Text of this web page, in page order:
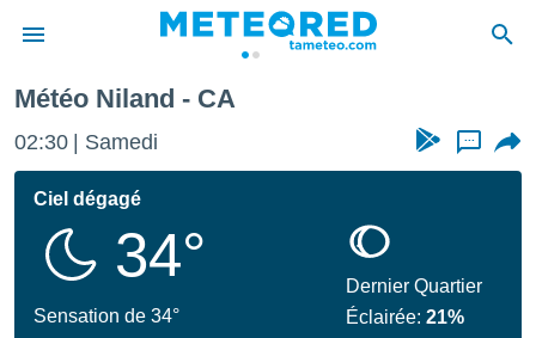
de
Météo Niland - CA
02:30 Samedi ...
Ciel dégagé
34°
Sensation de 34°
Dernier Quartier
Éclairée:21%